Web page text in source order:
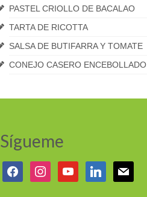
PASTEL CRIOLLO DE BACALAO
TARTA DE RICOTTA
SALSA DE BUTIFARRA Y TOMATE
CONEJO CASERO ENCEBOLLADO
Sígueme
facebookinstagramyoutube linkedin mail